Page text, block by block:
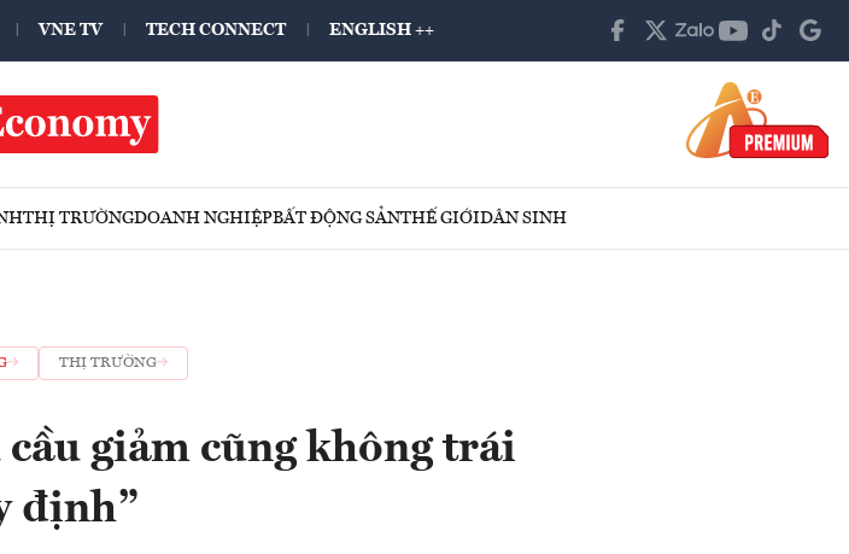
VNE TV TECH CONNECT ENGLISH ++
THỊ TRƯỜNGDOANH NGHIỆPBẤT ĐỘNG SẢNTHẾ GIỚIDÂN SINH
THỊ TRƯỜNG
cầu giảm cũng không trái
định”